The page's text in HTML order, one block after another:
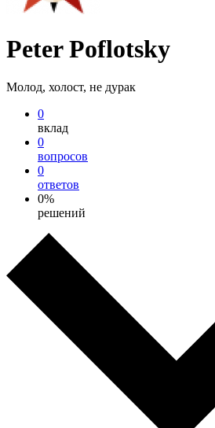
Peter Poflotsky
Молод, холост, не дурак
0
вклад
0
вопросов
0
ответов
0%
решений